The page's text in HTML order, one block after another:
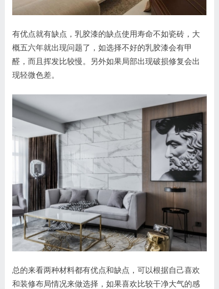
有优点就有缺点，乳胶漆的缺点使用寿命不如瓷砖，大
概五六年就出现问题了，如选择不好的乳胶漆会有甲
醛，而且挥发比较慢。另外如果局部出现破损修复会出
现轻微色差。
总的来看两种材料都有优点和缺点，可以根据自己喜欢
和装修布局情况来做选择，如果喜欢比较干净大气的感